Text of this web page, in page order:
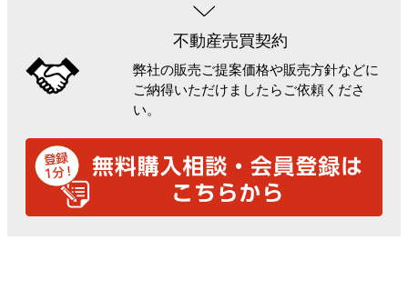
不動産売買契約
弊社の販売ご提案価格や販売方針などに
ご納得いただけましたらご依頼くださ
い。